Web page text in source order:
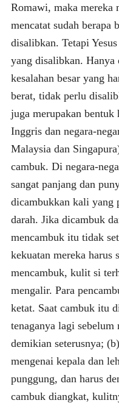
Romawi, maka mereka
mencatat sudah berapa
disalibkan. Tetapi
yang disalibkan. Hanya
kesalahan besar yang
berat, tidak perlu
juga merupakan bentuk
Inggris dan negara-
Malaysia dan
cambuk. Di negara-
sangat panjang dan
dicambukkan kali yang
darah. Jika dicambuk
mencambuk itu tidak
kekuatan mereka harus
mencambuk, kulit si
mengalir. Para
ketat. Saat cambuk itu
tenaganya lagi
demikian seterusnya;
mengenai kepala dan
punggung, dan harus
cambuk diangkat,